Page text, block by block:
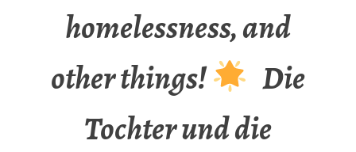
homelessness, and
other things!
Die
Tochter und die